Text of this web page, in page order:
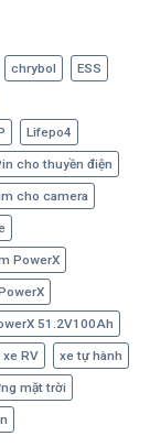
chrybol ESS
Lifepo4
cho thuyền điện
cho camera
PowerX
51.2V100Ah
xe RV xe tự hành
mặt trời